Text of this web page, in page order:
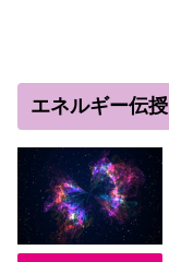
エネルギー伝授